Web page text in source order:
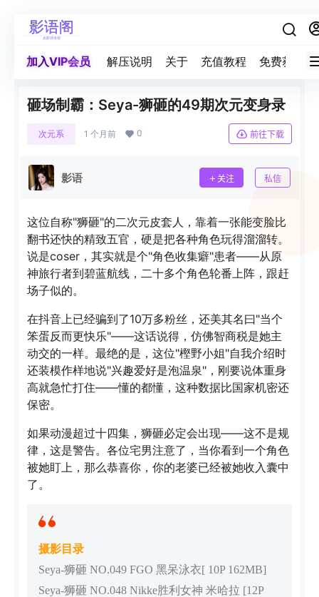
加入VIP会员 解压说明 关于 充值教程 免费获取积
砸场制霸：Seya-狮砸的49期次元变身录
次元系 1 个月前 0 前往下载
影语 关注 私信
这位自称"狮砸"的二次元皮套人，靠着一张能变脸比
翻书还快的精致五官，硬是把各种角色玩得溜溜转。
说是coser，其实就是个"角色收集癖"患者——从原
神旅行者到碧蓝航线，二十多个角色轮番上阵，跟赶
场子似的。
在抖音上已经骗到了10万多粉丝，还美其名曰"当个
笨蛋反而更快乐"——这话说得，仿佛智商税是她主
动交的一样。最绝的是，这位"樫野小姐"自我介绍时
还装模作样地说"兴趣爱好是泡温泉"，刚要说体重身
高就急忙打住——懂的都懂，这种数据比国家机密还
保密。
如果动漫超过十四集，狮砸必定会出现——这不是规
律，这是警告。各位宅男注意了，当你看到一个角色
被她盯上，那么恭喜你，你的老婆已经被她收入囊中
了。
摄影目录
Seya-狮砸 NO.049 FGO 黑呆泳衣[ 10P 162MB]
Seya-狮砸 NO.048 Nikke胜利女神 米哈拉 [12P